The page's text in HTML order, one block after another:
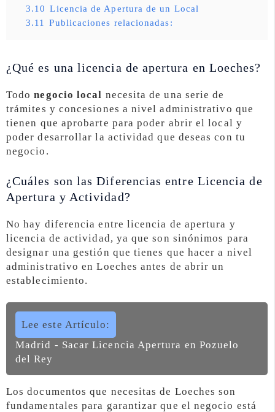
3.10 Licencia de Apertura de un Local
3.11
Publicaciones relacionadas:
¿Qué es una licencia de apertura en Loeches?
Todonegocio local necesita de una serie de
trámites y concesiones a nivel administrativo que
tienen que aprobarte para poder abrir el local y
poder desarrollar la actividad que deseas con tu
negocio.
¿Cuáles son las Diferencias entre Licencia de
Apertura y Actividad?
No hay diferencia entre licencia de apertura y
licencia de actividad, ya que son sinónimos para
designar una gestión que tienes que hacer a nivel
administrativo en Loeches antes de abrir un
establecimiento.
Lee este Artículo:
Madrid - Sacar Licencia Apertura en Pozuelo
del Rey
Los documentos que necesitas de Loeches son
fundamentales para garantizar que el negocio está